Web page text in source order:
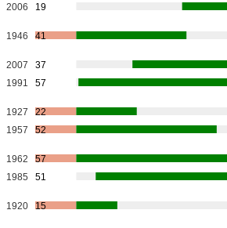
2006 19
1946 41
2007
37
1991 57
1927
22
1957 52
1962
57
1985 51
1920 15